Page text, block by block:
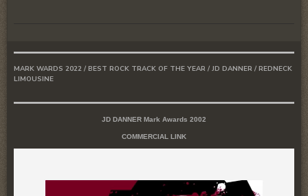
MARK WARDS 2022 / BEST ROCK TRACK OF THE YEAR / JD DANNER / REDNECK
LIMOUSINE
JD DANNER Mark Awards 2002
COMMERCIAL LINK